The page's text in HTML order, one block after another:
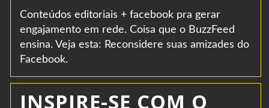
Conteúdos editoriais + facebook pra gerar
engajamento em rede. Coisa que o BuzzFeed
ensina. Veja esta: Reconsidere suas amizades do
Facebook.
INSPIRE-SE COM O